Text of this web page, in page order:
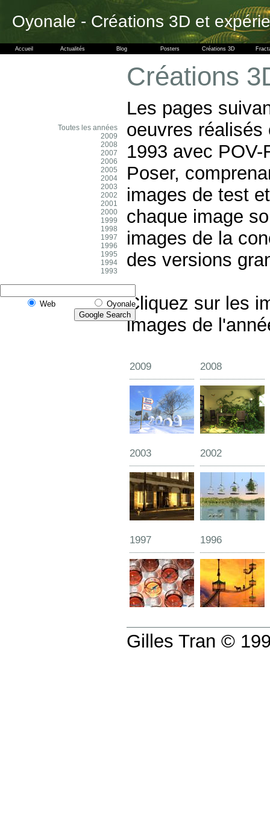
Oyonale - Créations 3D et
Accueil Actualités Blog Posters Créations 3D
Toutes les années
2009
2008
2007
2006
2005
2004
2003
2002
2001
2000
1999
1998
1997
1996
1995
1994
1993
Web Oyonale
Créations
Les pages
oeuvres
1993 avec
Poser,
images de test
chaque image
images de la
des versions
Cliquez sur les
images de
2009 2008
2003 2002
1997 1996
Gilles Tran ©